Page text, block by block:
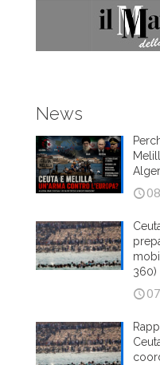
News
360)